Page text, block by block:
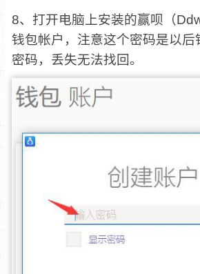
8、打开电脑上安装的赢呗（
钱包帐户，注意这个密码是以后
密码，丢失无法找回。